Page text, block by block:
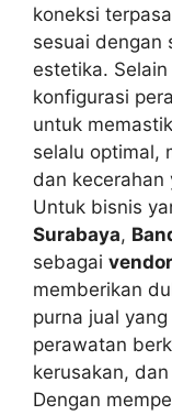
koneksi
sesuai dengan
estetika.
konfigurasi
untuk
selalu optimal,
dan kecerahan
Untuk bisnis
Surabaya,
sebagai
memberikan
purna jual
perawatan
kerusakan,
Dengan